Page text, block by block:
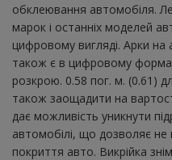
обклеювання автомобіля.
марок і останніх моделей
цифровому вигляді. Арки
також є в цифровому
розкрою. 0.58 пог. м. (0.61)
також заощадити на
дає можливість уникнути
автомобілі, що дозволяє
покриття авто. Викрійка